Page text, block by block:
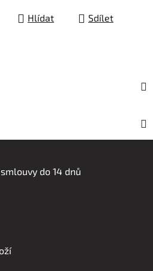
Hlídat Sdílet
do 14 dnů